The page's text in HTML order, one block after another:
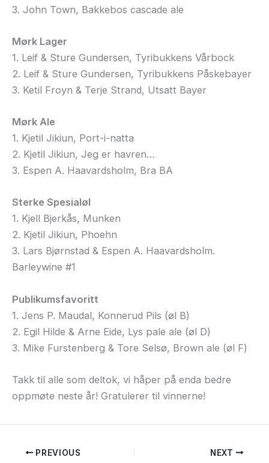
3. John Town, Bakkebos cascade ale
Mørk Lager
1. Leif & Sture Gundersen, Tyribukkens Vårbock
2. Leif & Sture Gundersen, Tyribukkens Påskebayer
3. Ketil Froyn & Terje Strand, Utsatt Bayer
Mørk Ale
1. Kjetil Jikiun, Port-i-natta
2. Kjetil Jikiun, Jeg er havren…
3. Espen A. Haavardsholm, Bra BA
Sterke Spesialøl
1. Kjell Bjerkås, Munken
2. Kjetil Jikiun, Phoehn
3. Lars Bjørnstad & Espen A. Haavardsholm.
Barleywine #1
Publikumsfavoritt
1. Jens P. Maudal, Konnerud Pils (øl B)
2. Egil Hilde & Arne Eide, Lys pale ale (øl D)
3. Mike Furstenberg & Tore Selsø, Brown ale (øl F)
Takk til alle som deltok, vi håper på enda bedre
oppmøte neste år! Gratulerer til vinnerne!
PREVIOUS NEXT